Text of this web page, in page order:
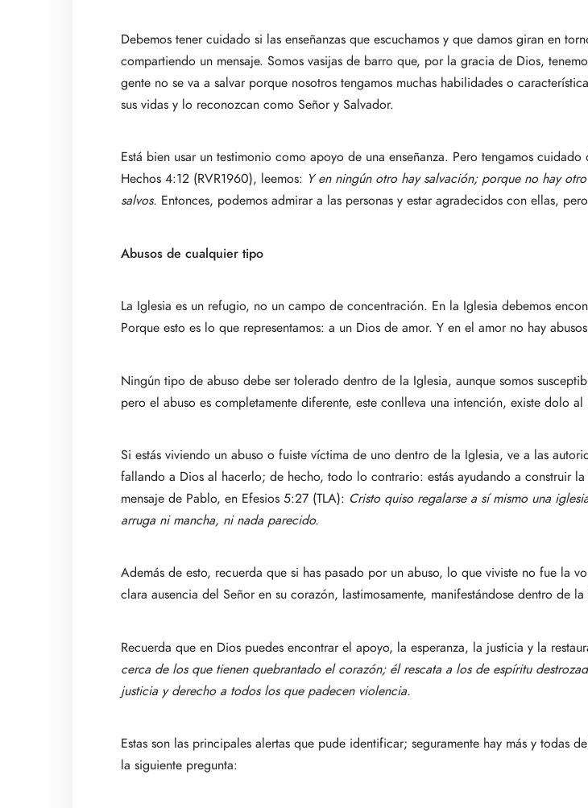
Debemos tener cuidado si las enseñanzas que escuchamos y que damos giran en
compartiendo un mensaje. Somos vasijas de barro que, por la gracia de Dios,
gente no se va a salvar porque nosotros tengamos muchas habilidades o
sus vidas y lo reconozcan como Señor y Salvador.
Está bien usar un testimonio como apoyo de una enseñanza. Pero tengamos
Hechos 4:12 (RVR1960), leemos: Y en ningún otro hay salvación; porque no hay
salvos. Entonces, podemos admirar a las personas y estar agradecidos con ellas,
Abusos de cualquier tipo
La Iglesia es un refugio, no un campo de concentración. En la Iglesia debemos
Porque esto es lo que representamos: a un Dios de amor. Y en el amor no hay
Ningún tipo de abuso debe ser tolerado dentro de la Iglesia, aunque somos
pero el abuso es completamente diferente, este conlleva una intención, existe dolo
Si estás viviendo un abuso o fuiste víctima de uno dentro de la Iglesia, ve a las
fallando a Dios al hacerlo; de hecho, todo lo contrario: estás ayudando a construir
mensaje de Pablo, en Efesios 5:27 (TLA): Cristo quiso regalarse a sí mismo una
arruga ni mancha, ni nada parecido.
Además de esto, recuerda que si has pasado por un abuso, lo que viviste no fue la
clara ausencia del Señor en su corazón, lastimosamente, manifestándose dentro de
Recuerda que en Dios puedes encontrar el apoyo, la esperanza, la justicia y la
cerca de los que tienen quebrantado el corazón; él rescata a los de espíritu
justicia y derecho a todos los que padecen violencia.
Estas son las principales alertas que pude identificar; seguramente hay más y todas
la siguiente pregunta: